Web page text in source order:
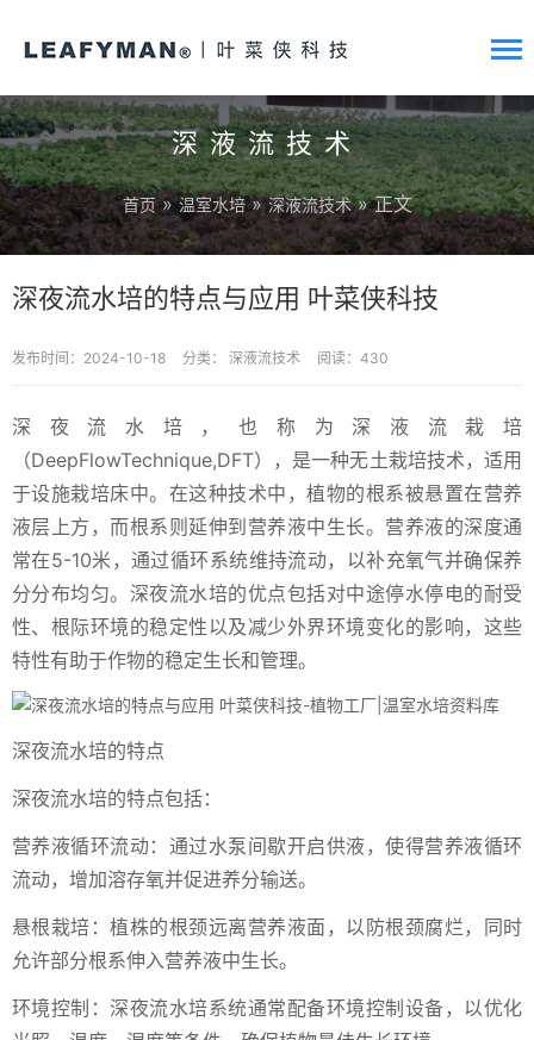
深液流技术
首页 »温室水培»深液流技术» 正文
深夜流水培的特点与应用 叶菜侠科技
发布时间：2024-10-18 分类： 深液流技术 阅读：430
深夜流水培，也称为深液流栽培
（DeepFlowTechnique,DFT），是一种无土栽培技术，适用
于设施栽培床中。在这种技术中，植物的根系被悬置在营养
液层上方，而根系则延伸到营养液中生长。营养液的深度通
常在5-10米，通过循环系统维持流动，以补充氧气并确保养
分分布均匀。深夜流水培的优点包括对中途停水停电的耐受
性、根际环境的稳定性以及减少外界环境变化的影响，这些
特性有助于作物的稳定生长和管理。
深夜流水培的特点
深夜流水培的特点包括：
营养液循环流动：通过水泵间歇开启供液，使得营养液循环
流动，增加溶存氧并促进养分输送。
悬根栽培：植株的根颈远离营养液面，以防根颈腐烂，同时
允许部分根系伸入营养液中生长。
环境控制：深夜流水培系统通常配备环境控制设备，以优化